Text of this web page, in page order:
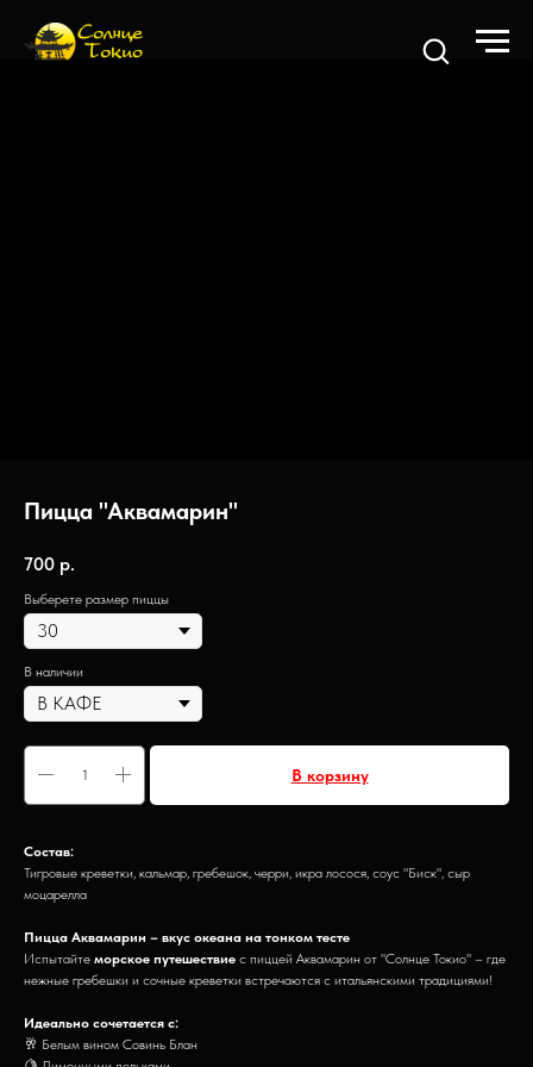
Пицца "Аквамарин"
700 р.
Выберете размер пиццы
В наличии
В корзину
Состав:
Тигровые креветки, кальмар, гребешок, черри, икра лосося, соус "Биск", сыр
моцарелла
Пицца Аквамарин – вкус океана на тонком тесте
Испытайте морское путешествие с пиццей Аквамарин от "Солнце Токио" – где
нежные гребешки и сочные креветки встречаются с итальянскими традициями!
Идеально сочетается с:
🥂 Белым вином Совинь Блан